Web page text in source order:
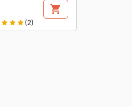
shopping_cart
star star star(2)